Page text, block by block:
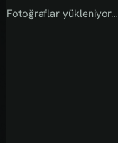
Fotoğraflar yükleniyor…